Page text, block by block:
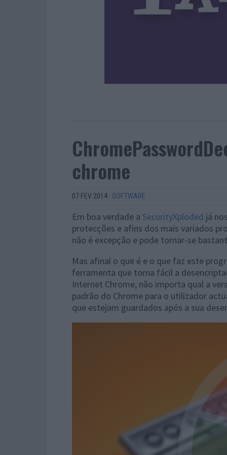
chrome
07 FEV 2014 · SOFTWARE
Em boa verdade a SecurityXploded já
protecções e afins dos mais variados
não é excepção e pode tornar-se
Mas afinal o que é e o que faz este
ferramenta que torna fácil a
Internet Chrome, não importa qual a
padrão do Chrome para o utilizador
que estejam guardados após a sua